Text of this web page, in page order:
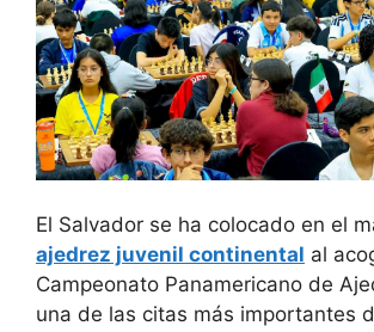
El Salvador se ha colocado en el
ajedrez juvenil continental al
Campeonato Panamericano de
una de las citas más importantes